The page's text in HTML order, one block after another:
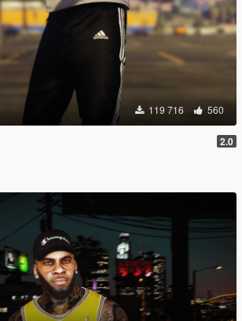
119 716 560
2.0